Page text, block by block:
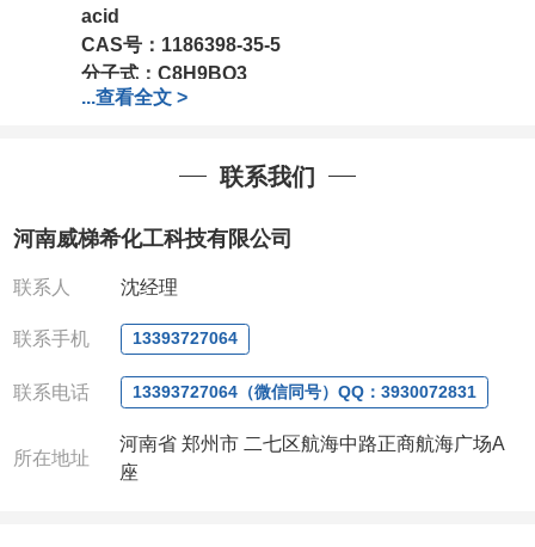
acid
CAS号： 1186398-35-5
分子式： C8H9BO3
分子量：163.97
可根据客户需求进行分装
我司对高校及科研单位先发货和
全额退款,并承担所有运费。
:0371-63377391/13393727064
QQ:3930072831
微信 :13393727064
联系人: 沈晓东(欢迎致电
...查看全文 >
联系我们
河南威梯希化工科技有限公司
联系人 沈经理
联系手机 13393727064
联系电话 13393727064（微信同号）QQ：3930072831
所在地址
河南省 郑州市 二七区航海中路正商航海广场A
座